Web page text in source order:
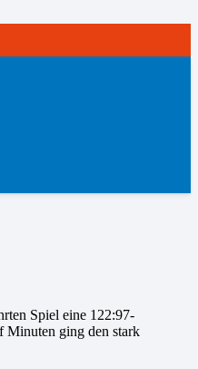
Spiel eine 122:97-
Minuten ging den stark